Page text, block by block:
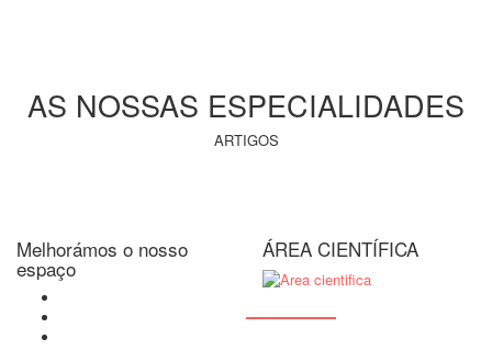
AS NOSSAS ESPECIALIDADES
ARTIGOS
Melhorámos o nosso
espaço
ÁREA CIENTÍFICA